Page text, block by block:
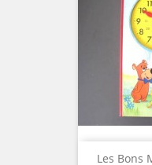
Les Bons